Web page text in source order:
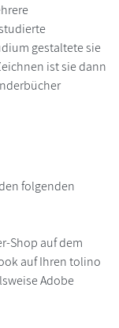
gestaltete sie
ist sie dann
folgenden
Shop auf dem
auf Ihren tolino
Adobe